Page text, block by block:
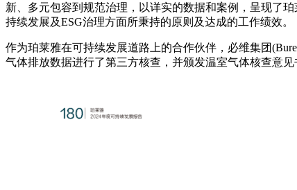
新、多元包容到规范治理，以详实的数据和案例，呈现了
持续发展及ESG治理方面所秉持的原则及达成的工作绩效。
作为珀莱雅在可持续发展道路上的合作伙伴，必维集团
气体排放数据进行了第三方核查，并颁发温室气体核查意